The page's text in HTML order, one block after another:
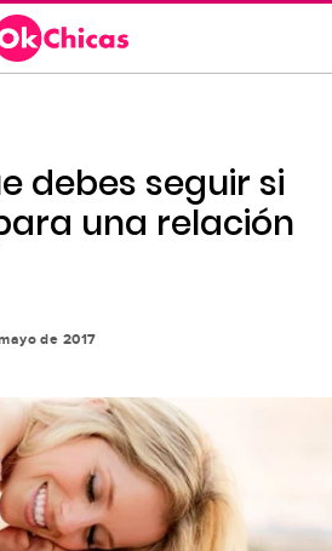
debes seguir si
una relación
de 2017